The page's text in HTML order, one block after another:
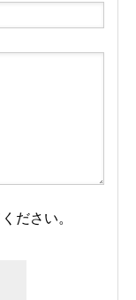
ださい。